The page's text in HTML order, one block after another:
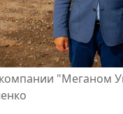
"Меганом